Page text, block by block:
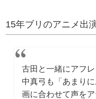
15年ブリのアニメ出
古田と一緒にアフ
中真弓も「あまり
画に合わせて声を